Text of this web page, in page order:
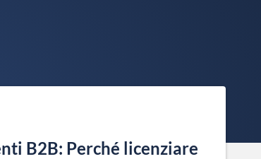
B2B: Perché licenziare